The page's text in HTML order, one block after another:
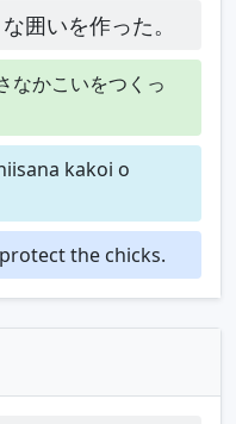
囲いを作った。
なかこいをつくっ
kakoi o
the chicks.